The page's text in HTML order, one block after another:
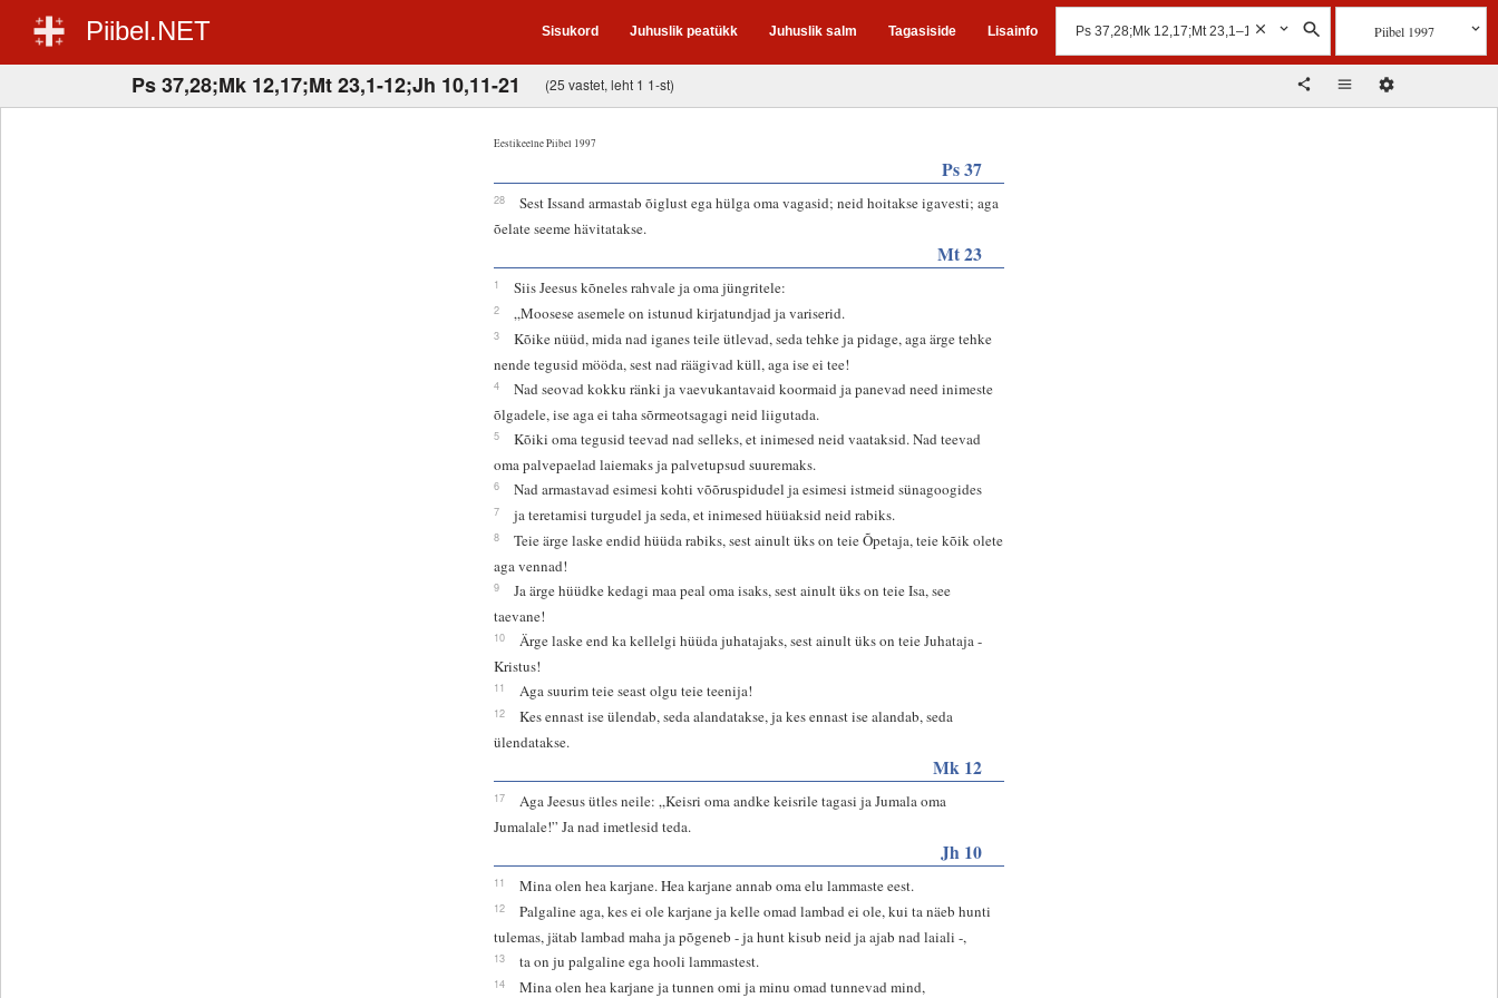
Piibel.NET Sisukord Juhuslik peatükk Juhuslik salm Tagasiside Lisainfo Piibel 1997
Ps 37,28;Mk 12,17;Mt 23,1-12;Jh 10,11-21 (25 vastet, leht 1 1-st)
Eestikeelne Piibel 1997
Ps 37
28
Sest Issand armastab õiglust ega hülga oma vagasid; neid hoitakse igavesti; aga
õelate seeme hävitatakse.
Mt 23
1 Siis Jeesus kõneles rahvale ja oma jüngritele:
2 „Moosese asemele on istunud kirjatundjad ja variserid.
3
Kõike nüüd, mida nad iganes teile ütlevad, seda tehke ja pidage, aga ärge tehke
nende tegusid mööda, sest nad räägivad küll, aga ise ei tee!
4
Nad seovad kokku ränki ja vaevukantavaid koormaid ja panevad need inimeste
õlgadele, ise aga ei taha sõrmeotsagagi neid liigutada.
5
Kõiki oma tegusid teevad nad selleks, et inimesed neid vaataksid. Nad teevad
oma palvepaelad laiemaks ja palvetupsud suuremaks.
6 Nad armastavad esimesi kohti võõruspidudel ja esimesi istmeid sünagoogides
7 ja teretamisi turgudel ja seda, et inimesed hüüaksid neid rabiks.
8
Teie ärge laske endid hüüda rabiks, sest ainult üks on teie Õpetaja, teie kõik olete
aga vennad!
9
Ja ärge hüüdke kedagi maa peal oma isaks, sest ainult üks on teie Isa, see
taevane!
10
Ärge laske end ka kellelgi hüüda juhatajaks, sest ainult üks on teie Juhataja -
Kristus!
11 Aga suurim teie seast olgu teie teenija!
12
Kes ennast ise ülendab, seda alandatakse, ja kes ennast ise alandab, seda
ülendatakse.
Mk 12
17
Aga Jeesus ütles neile: „Keisri oma andke keisrile tagasi ja Jumala oma
Jumalale!” Ja nad imetlesid teda.
Jh 10
11 Mina olen hea karjane. Hea karjane annab oma elu lammaste eest.
12
Palgaline aga, kes ei ole karjane ja kelle omad lambad ei ole, kui ta näeb hunti
tulemas, jätab lambad maha ja põgeneb - ja hunt kisub neid ja ajab nad laiali -,
13 ta on ju palgaline ega hooli lammastest.
14 Mina olen hea karjane ja tunnen omi ja minu omad tunnevad mind,